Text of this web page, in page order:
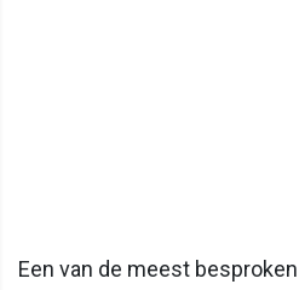
Een van de meest